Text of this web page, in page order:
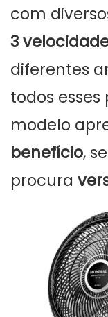
com
3
diferentes
todos esses
modelo
benefício,
procura